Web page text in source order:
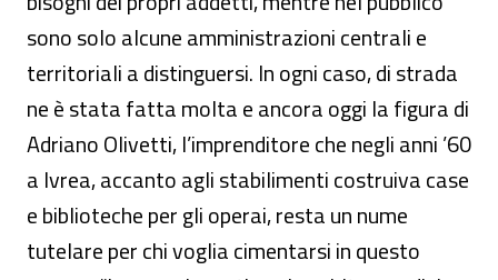
sono solo alcune amministrazioni centrali e
territoriali a distinguersi. In ogni caso, di strada
ne è stata fatta molta e ancora oggi la figura di
Adriano Olivetti, l’imprenditore che negli anni ’60
a Ivrea, accanto agli stabilimenti costruiva case
e biblioteche per gli operai, resta un nume
tutelare per chi voglia cimentarsi in questo